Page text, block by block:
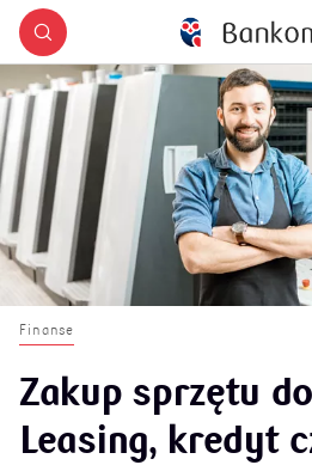
Finanse
Zakup sprzętu
Leasing, kredyt